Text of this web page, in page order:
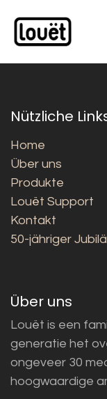
Nützliche
Home
Über uns
Produkte
Louët Support
Kontakt
50-jähriger
Über uns
Louët is een
generatie het
ongeveer 30
hoogwaardige